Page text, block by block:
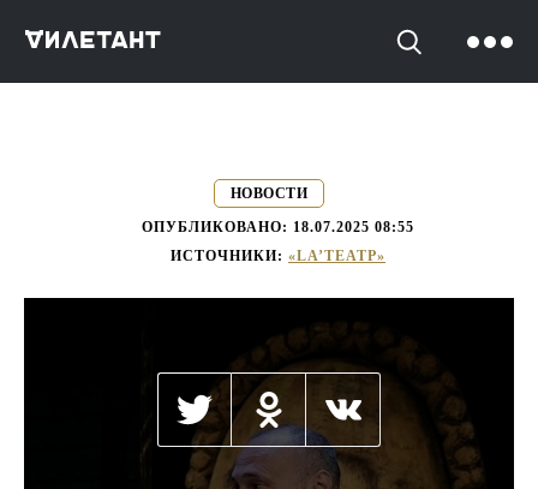
НОВОСТИ
ОПУБЛИКОВАНО: 18.07.2025 08:55
ИСТОЧНИКИ: «LA’ТЕАТР»